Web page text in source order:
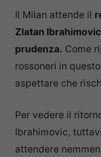
Il Milan attende il
Zlatan
prudenza. Come
rossoneri in
aspettare che
Per vedere il
Ibrahimovic,
attendere